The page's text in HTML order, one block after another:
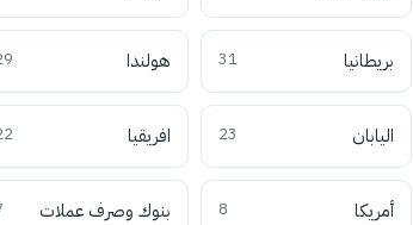
بريطانيا 31 هولندا
اليابان 23 افريقيا
أمريكا 8 بنوك وصرف عملات